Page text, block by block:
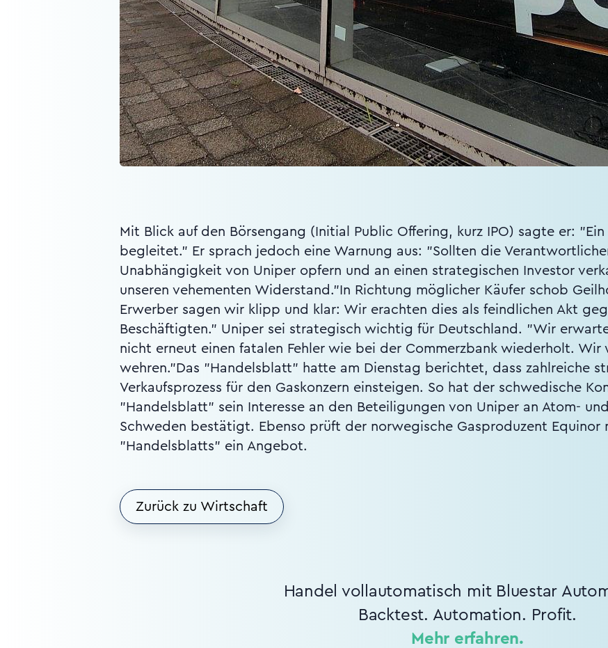
Mit Blick auf den Börsengang (Initial Public Offering, kurz IPO) sagte er:
begleitet." Er sprach jedoch eine Warnung aus: "Sollten die
Unabhängigkeit von Uniper opfern und an einen strategischen Investor
unseren vehementen Widerstand."In Richtung möglicher Käufer schob
Erwerber sagen wir klipp und klar: Wir erachten dies als feindlichen Akt
Beschäftigten." Uniper sei strategisch wichtig für Deutschland. "Wir
nicht erneut einen fatalen Fehler wie bei der Commerzbank wiederholt. Wir
wehren."Das "Handelsblatt" hatte am Dienstag berichtet, dass zahlreiche
Verkaufsprozess für den Gaskonzern einsteigen. So hat der schwedische
"Handelsblatt" sein Interesse an den Beteiligungen von Uniper an Atom-
Schweden bestätigt. Ebenso prüft der norwegische Gasproduzent Equinor
"Handelsblatts" ein Angebot.
Zurück zu Wirtschaft
Handel vollautomatisch mit Bluestar
Backtest. Automation. Profit.
Mehr erfahren.